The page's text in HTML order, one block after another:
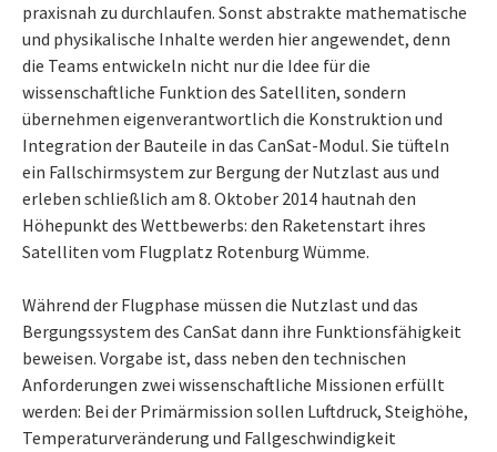
praxisnah zu durchlaufen. Sonst abstrakte mathematische
und physikalische Inhalte werden hier angewendet, denn
die Teams entwickeln nicht nur die Idee für die
wissenschaftliche Funktion des Satelliten, sondern
übernehmen eigenverantwortlich die Konstruktion und
Integration der Bauteile in das CanSat-Modul. Sie tüfteln
ein Fallschirmsystem zur Bergung der Nutzlast aus und
erleben schließlich am 8. Oktober 2014 hautnah den
Höhepunkt des Wettbewerbs: den Raketenstart ihres
Satelliten vom Flugplatz Rotenburg Wümme.
Während der Flugphase müssen die Nutzlast und das
Bergungssystem des CanSat dann ihre Funktionsfähigkeit
beweisen. Vorgabe ist, dass neben den technischen
Anforderungen zwei wissenschaftliche Missionen erfüllt
werden: Bei der Primärmission sollen Luftdruck, Steighöhe,
Temperaturveränderung und Fallgeschwindigkeit